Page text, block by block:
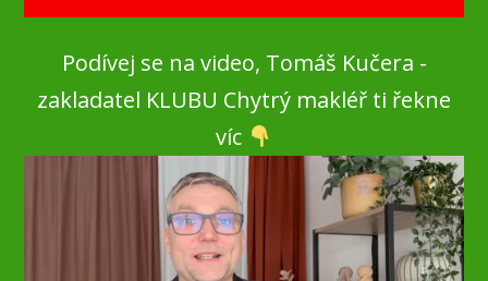
Podívej se na video, Tomáš Kučera -
zakladatel KLUBU Chytrý makléř ti řekne
víc